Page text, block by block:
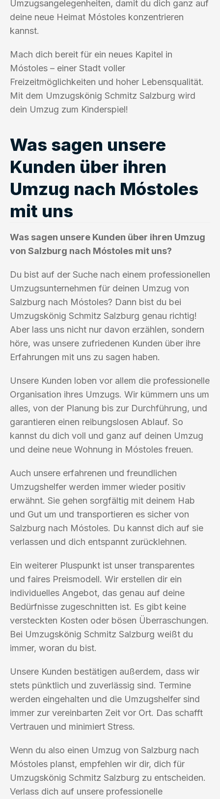
Umzugsangelegenheiten, damit du dich ganz auf
deine neue Heimat Móstoles konzentrieren
kannst.
Mach dich bereit für ein neues Kapitel in
Móstoles – einer Stadt voller
Freizeitmöglichkeiten und hoher Lebensqualität.
Mit dem Umzugskönig Schmitz Salzburg wird
dein Umzug zum Kinderspiel!
Was sagen unsere
Kunden über ihren
Umzug nach Móstoles
mit uns
Was sagen unsere Kunden über ihren Umzug
von Salzburg nach Móstoles mit uns?
Du bist auf der Suche nach einem professionellen
Umzugsunternehmen für deinen Umzug von
Salzburg nach Móstoles? Dann bist du bei
Umzugskönig Schmitz Salzburg genau richtig!
Aber lass uns nicht nur davon erzählen, sondern
höre, was unsere zufriedenen Kunden über ihre
Erfahrungen mit uns zu sagen haben.
Unsere Kunden loben vor allem die professionelle
Organisation ihres Umzugs. Wir kümmern uns um
alles, von der Planung bis zur Durchführung, und
garantieren einen reibungslosen Ablauf. So
kannst du dich voll und ganz auf deinen Umzug
und deine neue Wohnung in Móstoles freuen.
Auch unsere erfahrenen und freundlichen
Umzugshelfer werden immer wieder positiv
erwähnt. Sie gehen sorgfältig mit deinem Hab
und Gut um und transportieren es sicher von
Salzburg nach Móstoles. Du kannst dich auf sie
verlassen und dich entspannt zurücklehnen.
Ein weiterer Pluspunkt ist unser transparentes
und faires Preismodell. Wir erstellen dir ein
individuelles Angebot, das genau auf deine
Bedürfnisse zugeschnitten ist. Es gibt keine
versteckten Kosten oder bösen Überraschungen.
Bei Umzugskönig Schmitz Salzburg weißt du
immer, woran du bist.
Unsere Kunden bestätigen außerdem, dass wir
stets pünktlich und zuverlässig sind. Termine
werden eingehalten und die Umzugshelfer sind
immer zur vereinbarten Zeit vor Ort. Das schafft
Vertrauen und minimiert Stress.
Wenn du also einen Umzug von Salzburg nach
Móstoles planst, empfehlen wir dir, dich für
Umzugskönig Schmitz Salzburg zu entscheiden.
Verlass dich auf unsere professionelle